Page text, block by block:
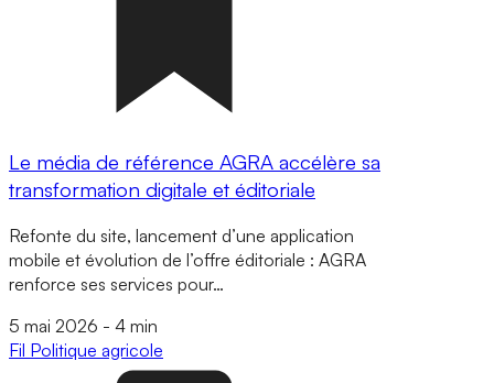
Le média de référence AGRA accélère sa
transformation digitale et éditoriale
Refonte du site, lancement d’une application
mobile et évolution de l’offre éditoriale : AGRA
renforce ses services pour…
5 mai 2026 - 4 min
Fil Politique agricole